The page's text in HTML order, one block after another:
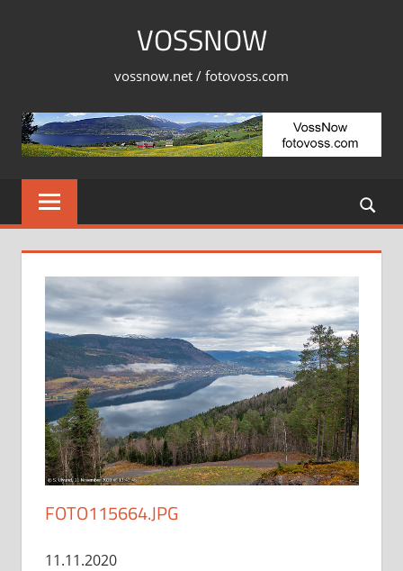
VOSSNOW
vossnow.net / fotovoss.com
FOTO115664.JPG
11.11.2020